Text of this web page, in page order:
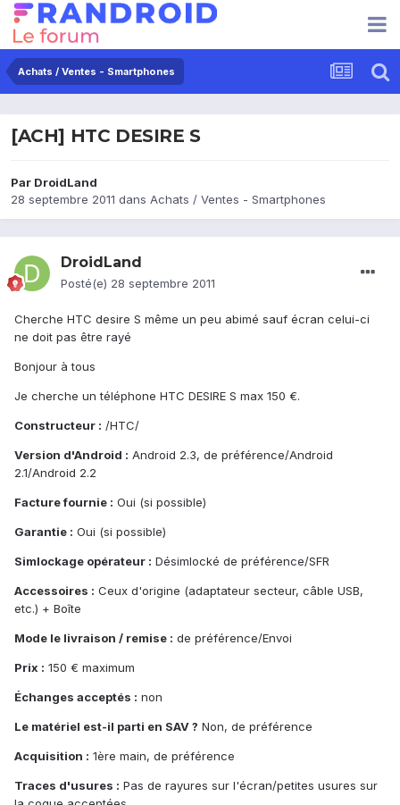
Achats / Ventes - Smartphones
[ACH] HTC DESIRE S
Par DroidLand
28 septembre 2011 dans Achats / Ventes - Smartphones
DroidLand
Posté(e) 28 septembre 2011
Cherche HTC desire S même un peu abimé sauf écran celui-ci
ne doit pas être rayé
Bonjour à tous
Je cherche un téléphone HTC DESIRE S max 150 €.
Constructeur : /HTC/
Version d'Android : Android 2.3, de préférence/Android
2.1/Android 2.2
Facture fournie : Oui (si possible)
Garantie : Oui (si possible)
Simlockage opérateur : Désimlocké de préférence/SFR
Accessoires : Ceux d'origine (adaptateur secteur, câble USB,
etc.) + Boîte
Mode le livraison / remise : de préférence/Envoi
Prix : 150 € maximum
Échanges acceptés : non
Le matériel est-il parti en SAV ? Non, de préférence
Acquisition : 1ère main, de préférence
Traces d'usures : Pas de rayures sur l'écran/petites usures sur